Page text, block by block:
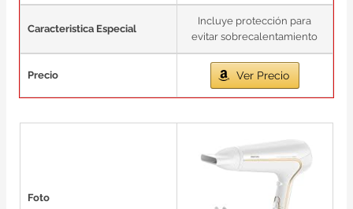
Caracteristica Especial
Incluye protección para
evitar sobrecalentamiento
Precio Ver Precio
Foto